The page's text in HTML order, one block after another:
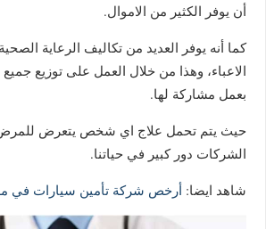
أن يوفر الكثير من الاموال.
كما أنه يوفر العديد من تكاليف الرعاية
الاعباء، وهذا من خلال العمل على توزيع جميع
بعمل مشاركة لها.
حيث يتم تحمل علاج اي شخص يتعرض للمرض
الشركات دور كبير في حياتنا.
شاهد ايضا:أرخص شركة تأمين سيارات في